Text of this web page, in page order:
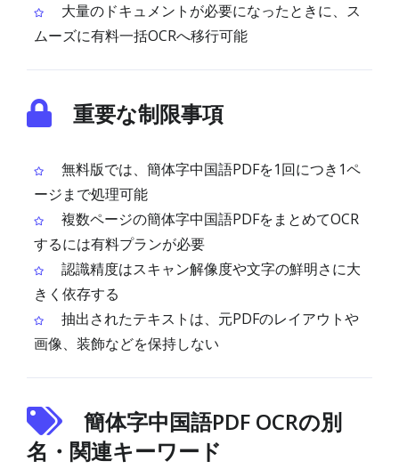
大量のドキュメントが必要になったときに、ス
ムーズに有料一括OCRへ移行可能
重要な制限事項
無料版では、簡体字中国語PDFを1回につき1ペ
ージまで処理可能
複数ページの簡体字中国語PDFをまとめてOCR
するには有料プランが必要
認識精度はスキャン解像度や文字の鮮明さに大
きく依存する
抽出されたテキストは、元PDFのレイアウトや
画像、装飾などを保持しない
簡体字中国語PDF OCRの別
名・関連キーワード